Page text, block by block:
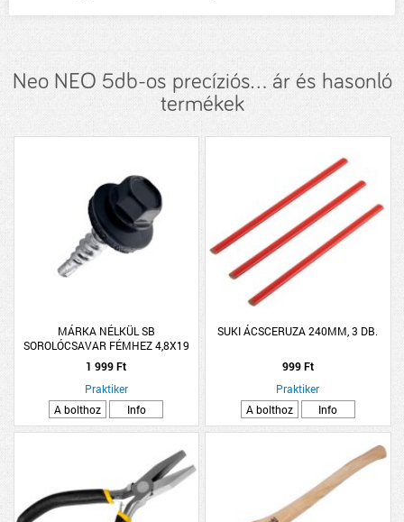
Neo NEO 5db-os precíziós... ár és hasonló
termékek
MÁRKA NÉLKÜL SB
SOROLÓCSAVAR FÉMHEZ 4,8X19
HATLAPFEJŰ EPDM ALÁTÉT
ANTRACIT RAL7016
1 999 Ft
Praktiker
A bolthoz
Info
SUKI ÁCSCERUZA 240MM, 3 DB.
999 Ft
Praktiker
A bolthoz
Info